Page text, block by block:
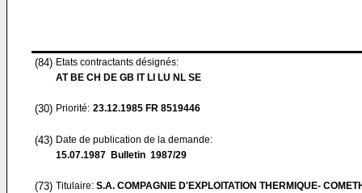
(84) Etats contractants désignés:
AT BE CH DE GB IT LI LU NL SE
(30) Priorité: 23.12.1985 FR 8519446
(43) Date de publication de la demande:
15.07.1987 Bulletin 1987/29
(73) Titulaire: S.A. COMPAGNIE D'EXPLOITATION THERMIQUE-